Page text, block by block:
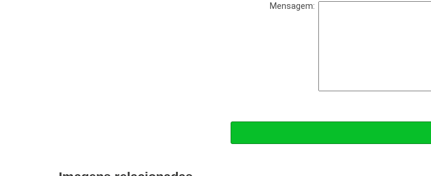
Mensagem: